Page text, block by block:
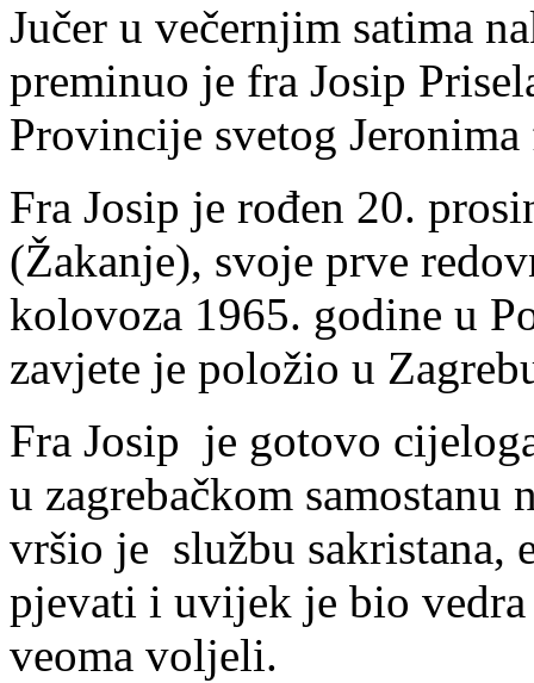
Jučer u večernjim satima
preminuo je fra Josip
Provincije svetog
Fra Josip je rođen 20.
(Žakanje), svoje prve
kolovoza 1965. godine u
zavjete je položio u
Fra Josip je gotovo
u zagrebačkom
vršio je službu sakristana,
pjevati i uvijek je bio
veoma voljeli.